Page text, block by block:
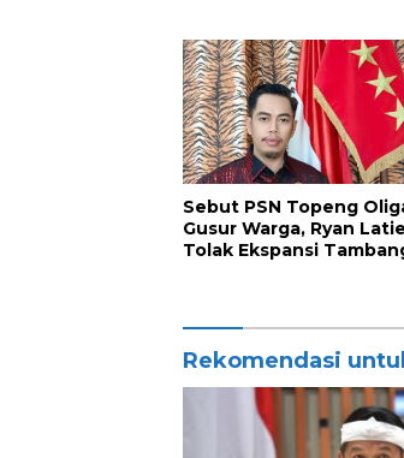
Sebut PSN Topeng
Gusur Warga, Ryan
Tolak Ekspansi
Rekomendasi